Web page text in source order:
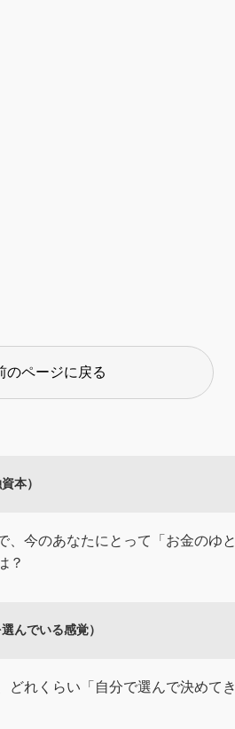
のページに戻る
本）
、今のあなたにとって「お金のゆと
？
んでいる感覚）
れくらい「自分で選んで決めてき